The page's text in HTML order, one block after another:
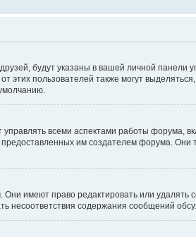
будут указаны в вашей личной панели
пользователей также могут
всеми аспектами работы форума,
им создателем форума. Они
имеют право редактировать или удалять
несоответствия содержания сообщений